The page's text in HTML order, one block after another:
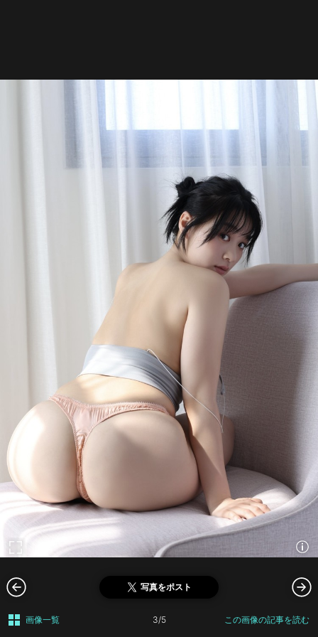
写真をポスト
画像一覧 3/5 この画像の記事を読む